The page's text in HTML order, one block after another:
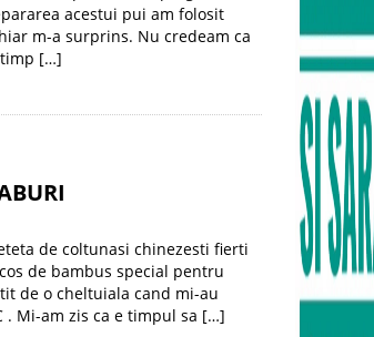
acestui pui am folosit
m-a surprins. Nu credeam ca
timp […]
de coltunasi chinezesti fierti
de bambus special pentru
de o cheltuiala cand mi-au
. Mi-am zis ca e timpul sa […]